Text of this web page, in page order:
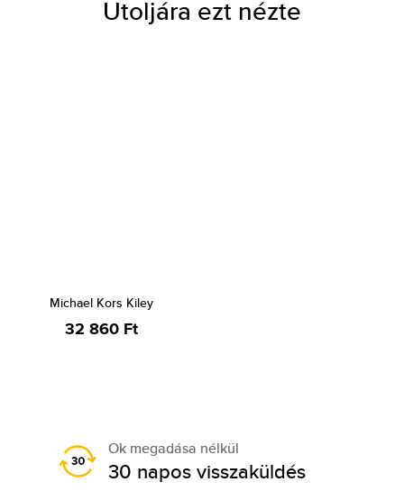
Utoljára ezt nézte
Michael Kors Kiley
32 860 Ft
Ok megadása nélkül
30 napos visszaküldés